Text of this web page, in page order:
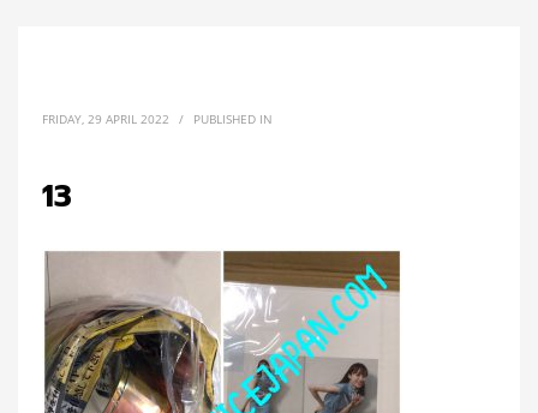
FRIDAY, 29 APRIL 2022 / PUBLISHED IN
13